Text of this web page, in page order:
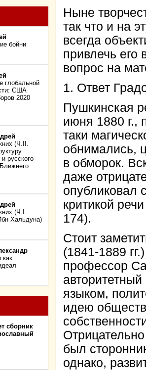
бойни
глобальной
США
2020
(Ч.II.
и русского
(Ч.I.
Хальдуна)
как
сборник
Ныне
так что и на
всегда
привлечь его
вопрос на
1. Ответ
Пушкинская
июня 1880 г.,
таки
обнимались,
в обморок.
даже
опубликовал
критикой
174).
Стоит
(1841-1889
профессор
языком,
идею
был
однако,